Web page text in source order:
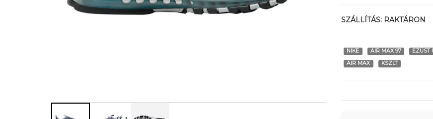
SZÁLLÍTÁS: RAKTÁRON
NIKE AIR MAX 97 EZÜST
AIR MAX
KSZLT